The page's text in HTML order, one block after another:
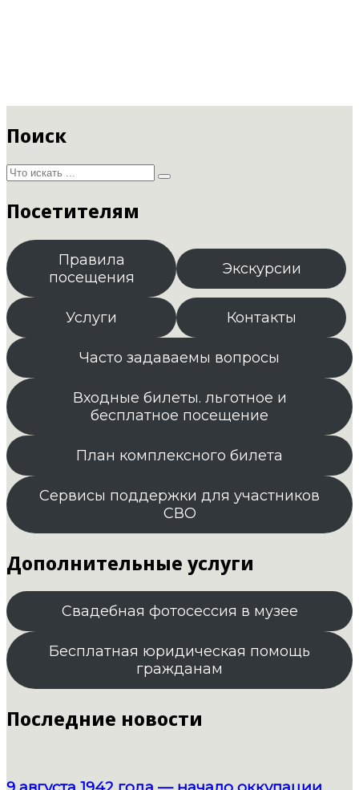
Поиск
Посетителям
Правила
посещения
Экскурсии
Услуги Контакты
Часто задаваемы вопросы
Входные билеты. льготное и
бесплатное посещение
План комплексного билета
Сервисы поддержки для участников
СВО
Дополнительные услуги
Свадебная фотосессия в музее
Бесплатная юридическая помощь
гражданам
Последние новости